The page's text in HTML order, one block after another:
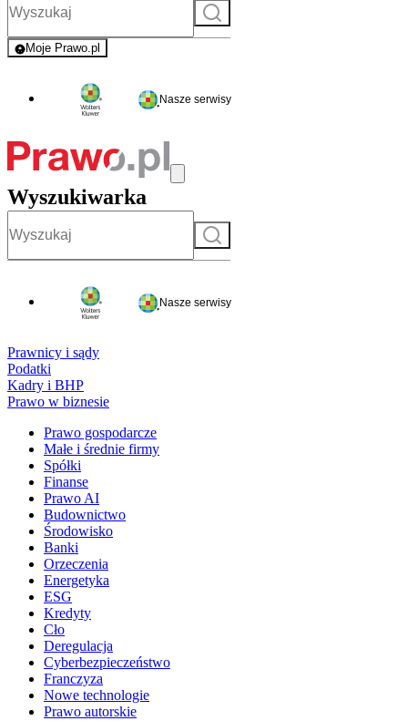
Szukaj
Moje Prawo.pl
- rejestracja i logowanie do serwisu
Nasze serwisy
Wyszukiwarka
Szukaj
Nasze serwisy
Prawnicy i sądy
Podatki
Kadry i BHP
Prawo w biznesie
Prawo gospodarcze
Małe i średnie firmy
Spółki
Finanse
Prawo AI
Budownictwo
Środowisko
Banki
Orzeczenia
Energetyka
ESG
Kredyty
Cło
Deregulacja
Cyberbezpieczeństwo
Franczyza
Nowe technologie
Prawo autorskie